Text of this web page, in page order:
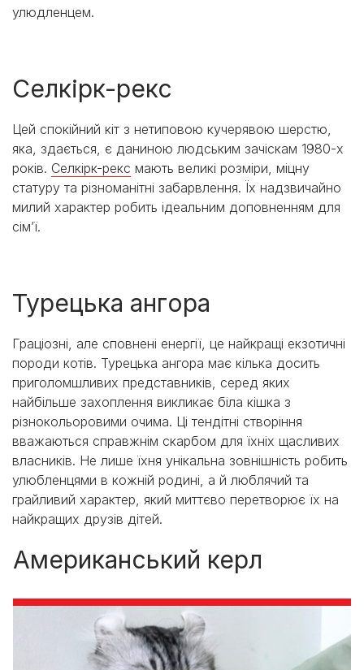
улюдленцем.
Селкірк-рекс
Цей спокійний кіт з нетиповою кучерявою шерстю,
яка, здається, є даниною людським зачіскам 1980-х
років. Селкірк-рекс мають великі розміри, міцну
статуру та різноманітні забарвлення. Їх надзвичайно
милий характер робить ідеальним доповненням для
сім’ї.
Турецька ангора
Граціозні, але сповнені енергії, це найкращі екзотичні
породи котів. Турецька ангора має кілька досить
приголомшливих представників, серед яких
найбільше захоплення викликає біла кішка з
різнокольоровими очима. Ці тендітні створіння
вважаються справжнім скарбом для їхніх щасливих
власників. Не лише їхня унікальна зовнішність робить
улюбленцями в кожній родині, а й люблячий та
грайливий характер, який миттєво перетворює їх на
найкращих друзів дітей.
Американський керл